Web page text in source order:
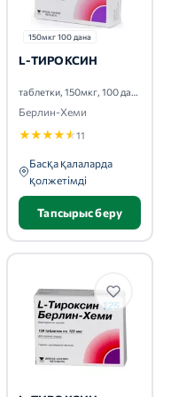
150мкг 100 дана
L-ТИРОКСИН
таблетки, 150мкг, 100 дана
Берлин-Хеми
★★★★★11
Басқа қалаларда
қолжетімді
Тапсырыс беру